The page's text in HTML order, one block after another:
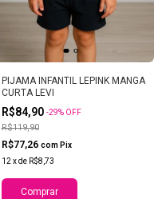
PIJAMA INFANTIL LEPINK MANGA
CURTA LEVI
R$84,90 -29% OFF
R$119,90
R$77,26 com Pix
12 xde R$8,73
Comprar